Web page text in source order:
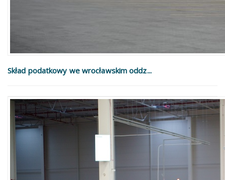
Skład podatkowy we wrocławskim oddz...